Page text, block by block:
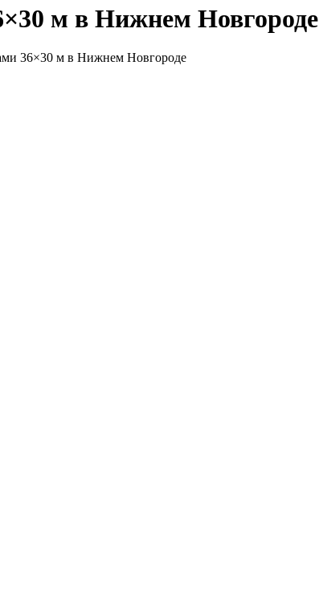
м в Нижнем Новгороде
36×30 м в Нижнем Новгороде